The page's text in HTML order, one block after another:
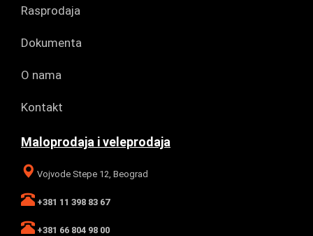
Rasprodaja
Dokumenta
O nama
Kontakt
Maloprodaja i veleprodaja
Vojvode Stepe 12, Beograd
+381 11 398 83 67
+381 66 804 98 00